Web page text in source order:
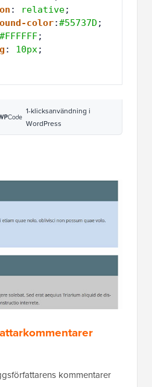
#FFFFFF ;
: 10px;
kommentarer
en annan bakgrundsfärg eller
till alla kommentarer